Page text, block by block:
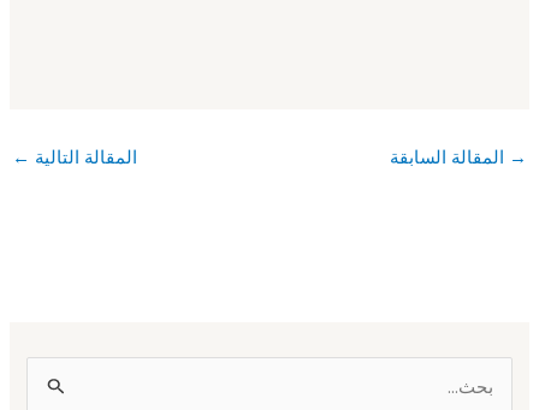
→ المقالة السابقة المقالة التالية ←